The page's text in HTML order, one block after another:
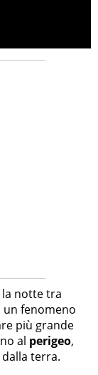
notte tra
un fenomeno
più grande
al perigeo,
terra.